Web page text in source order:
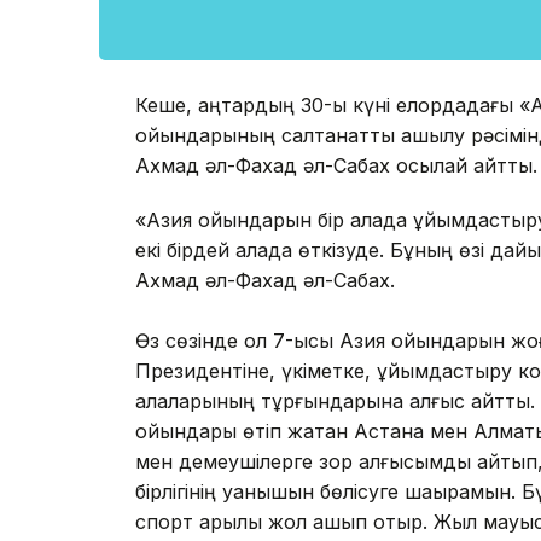
Кеше, қаңтардың 30-ы күні елордадағы
ойындарының салтанатты ашылу
Ахмад әл-Фахад әл-Сабах осылай айтты.
«Азия ойындарын бір қалада
екі бірдей қалада өткізуде. Бұның өзі
Ахмад әл-Фахад әл-Сабах.
Өз сөзінде ол 7-қысқы Азия ойындарын
Президентіне, үкіметке, ұйымдастыру
қалаларының тұрғындарына алғыс
ойындары өтіп жатқан Астана мен Алматы
мен демеушілерге зор алғысымды
бірлігінің қуанышын бөлісуге шақырамын.
спорт арқылы жол ашып отыр. Жыл